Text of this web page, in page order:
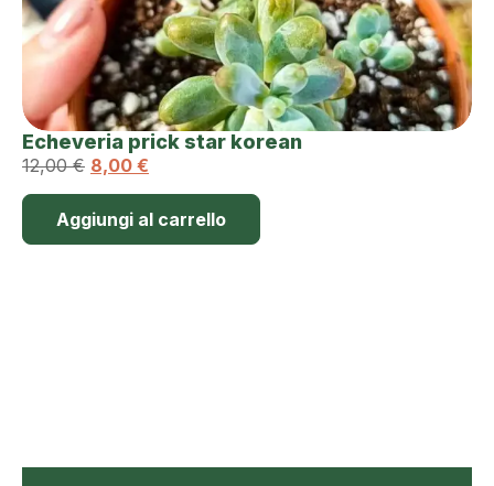
Echeveria prick star korean
12,00€ 8,00 €
Aggiungi al carrello